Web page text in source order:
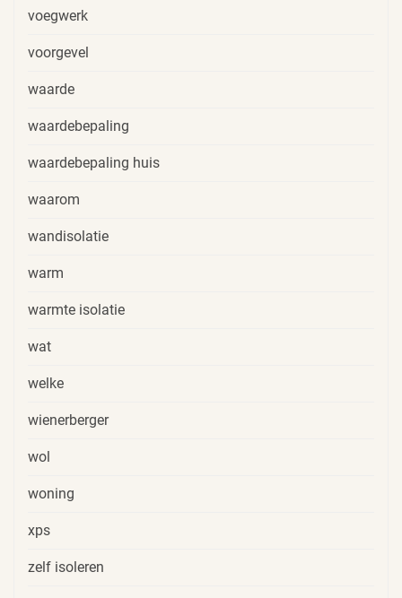
voegwerk
voorgevel
waarde
waardebepaling
waardebepaling huis
waarom
wandisolatie
warm
warmte isolatie
wat
welke
wienerberger
wol
woning
xps
zelf isoleren